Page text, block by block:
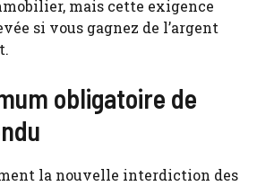
mais cette exigence
si vous gagnez de l’argent
obligatoire de
la nouvelle interdiction des